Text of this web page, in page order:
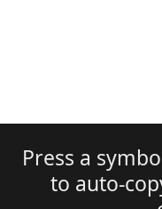
Press a
to auto-